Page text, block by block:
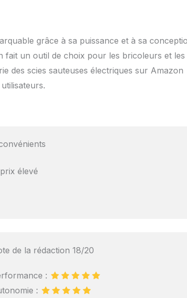
grâce à sa puissance et à sa
fait un outil de choix pour les bricoleurs et les
des scies sauteuses électriques sur Amazon
prix élevé
de la rédaction 18/20
:
: